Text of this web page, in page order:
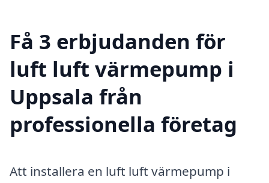
Få 3 erbjudanden för
luft luft värmepump i
Uppsala från
professionella företag
Att installera en luft luft värmepump i